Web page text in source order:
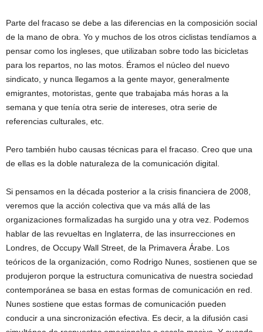
Parte del fracaso se debe a las diferencias en la composición social
de la mano de obra. Yo y muchos de los otros ciclistas tendíamos a
pensar como los ingleses, que utilizaban sobre todo las bicicletas
para los repartos, no las motos. Éramos el núcleo del nuevo
sindicato, y nunca llegamos a la gente mayor, generalmente
emigrantes, motoristas, gente que trabajaba más horas a la
semana y que tenía otra serie de intereses, otra serie de
referencias culturales, etc.
Pero también hubo causas técnicas para el fracaso. Creo que una
de ellas es la doble naturaleza de la comunicación digital.
Si pensamos en la década posterior a la crisis financiera de 2008,
veremos que la acción colectiva que va más allá de las
organizaciones formalizadas ha surgido una y otra vez. Podemos
hablar de las revueltas en Inglaterra, de las insurrecciones en
Londres, de Occupy Wall Street, de la Primavera Árabe. Los
teóricos de la organización, como Rodrigo Nunes, sostienen que se
produjeron porque la estructura comunicativa de nuestra sociedad
contemporánea se basa en estas formas de comunicación en red.
Nunes sostiene que estas formas de comunicación pueden
conducir a una sincronización efectiva. Es decir, a la difusión casi